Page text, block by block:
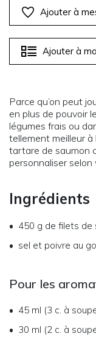
Ajouter à
Ajouter à
Parce qu’on peut
en plus de pouvoir
légumes frais ou
tellement meilleur
tartare de saumon
personnaliser selon
Ingrédients
450 g de filets de
sel et poivre au
Pour les
45 ml (3 c. à
30 ml (2 c. à